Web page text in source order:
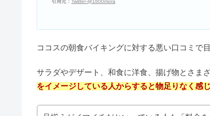
革ジャンはダサいの？ボロボ
ココスは全国に500店舗以上出店している年代